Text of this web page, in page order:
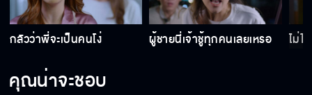
วัฒน์"
กลัวว่าพี่จะเป็นคนโง่ ผู้ชายนี่เจ้าชู้ทุกคนเลยเหรอ ไม่ไ
คุณน่าจะชอบ